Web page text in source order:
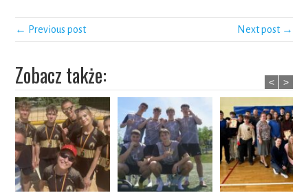
← Previous post Next post →
Zobacz także: < >